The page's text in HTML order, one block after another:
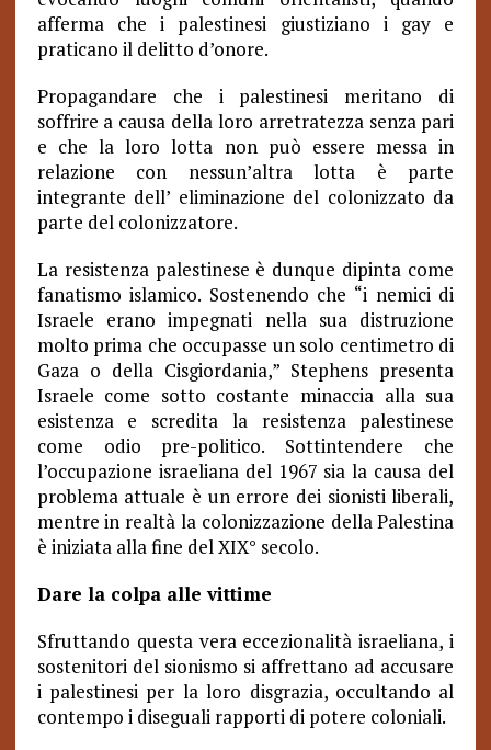
afferma che i palestinesi giustiziano i gay e
praticano il delitto d’onore.
Propagandare che i palestinesi meritano di
soffrire a causa della loro arretratezza senza pari
e che la loro lotta non può essere messa in
relazione con nessun’altra lotta è parte
integrante dell’ eliminazione del colonizzato da
parte del colonizzatore.
La resistenza palestinese è dunque dipinta come
fanatismo islamico. Sostenendo che “i nemici di
Israele erano impegnati nella sua distruzione
molto prima che occupasse un solo centimetro di
Gaza o della Cisgiordania,” Stephens presenta
Israele come sotto costante minaccia alla sua
esistenza e scredita la resistenza palestinese
come odio pre-politico. Sottintendere che
l’occupazione israeliana del 1967 sia la causa del
problema attuale è un errore dei sionisti liberali,
mentre in realtà la colonizzazione della Palestina
è iniziata alla fine del XIX° secolo.
Dare la colpa alle vittime
Sfruttando questa vera eccezionalità israeliana, i
sostenitori del sionismo si affrettano ad accusare
i palestinesi per la loro disgrazia, occultando al
contempo i diseguali rapporti di potere coloniali.